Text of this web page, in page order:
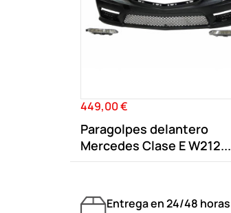
Precio
449,00 €
Paragolpes delantero
Mercedes Clase E W212...
Entrega en 24/48 horas